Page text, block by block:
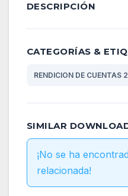
DESCRIPCIÓN
CATEGORÍAS &
RENDICION DE CUENTAS
SIMILAR
¡No se ha
relacionada!